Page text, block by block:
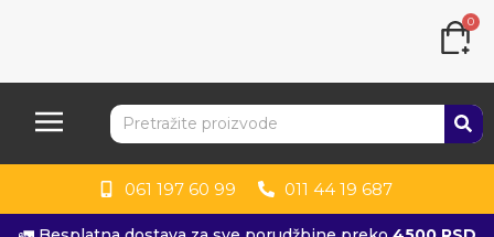
0
061 197 60 99 011 44 19 687